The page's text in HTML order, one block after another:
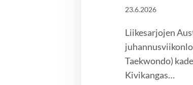
23.6.2026
Liikesarjojen
Taekwondo)
Kivikangas…